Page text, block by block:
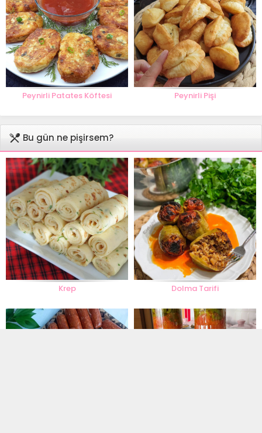
Peynirli Patates Köftesi Peynirli Pişi
Bu gün ne pişirsem?
Krep Dolma Tarifi